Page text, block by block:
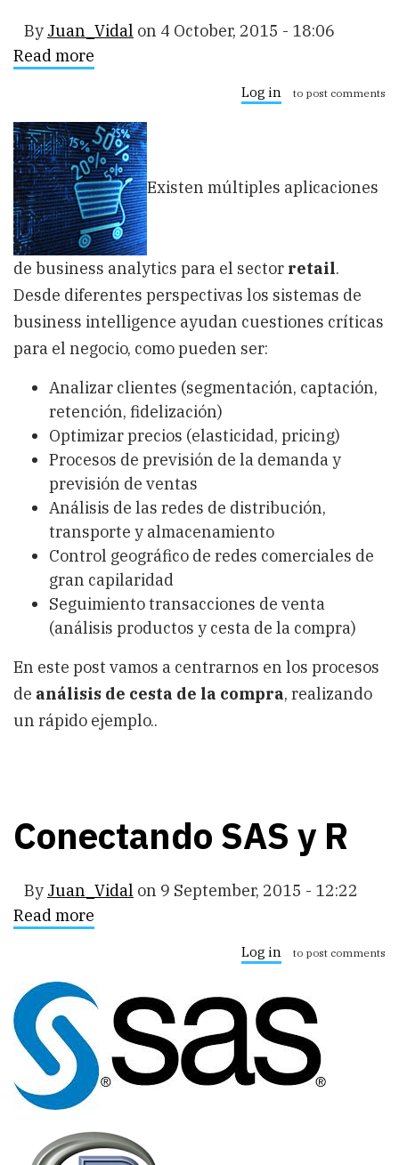
By Juan_Vidal on 4 October, 2015 - 18:06
Read more
aplicado
a
sector
retail
(análisis
cesta
de
la
compra)
Log in to post comments
Existen múltiples aplicaciones
de business analytics para el sector retail.
Desde diferentes perspectivas los sistemas de
business intelligence ayudan cuestiones críticas
para el negocio, como pueden ser:
Analizar clientes (segmentación, captación,
retención, fidelización)
Optimizar precios (elasticidad, pricing)
Procesos de previsión de la demanda y
previsión de ventas
Análisis de las redes de distribución,
transporte y almacenamiento
Control geográfico de redes comerciales de
gran capilaridad
Seguimiento transacciones de venta
(análisis productos y cesta de la compra)
En este post vamos a centrarnos en los procesos
de análisis de cesta de la compra, realizando
un rápido ejemplo..
Conectando SAS y R
By Juan_Vidal on 9 September, 2015 - 12:22
Read more
Log in to post comments